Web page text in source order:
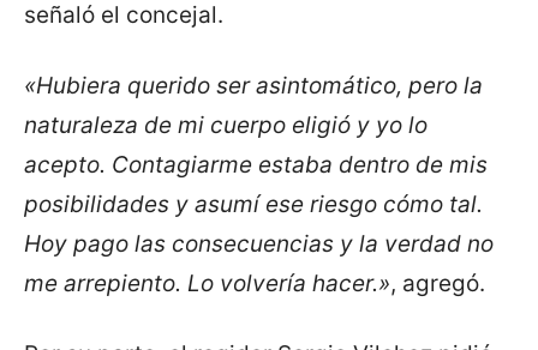
señaló el concejal.
«Hubiera querido ser asintomático, pero la
naturaleza de mi cuerpo eligió y yo lo
acepto. Contagiarme estaba dentro de mis
posibilidades y asumí ese riesgo cómo tal.
Hoy pago las consecuencias y la verdad no
me arrepiento. Lo volvería hacer.», agregó.